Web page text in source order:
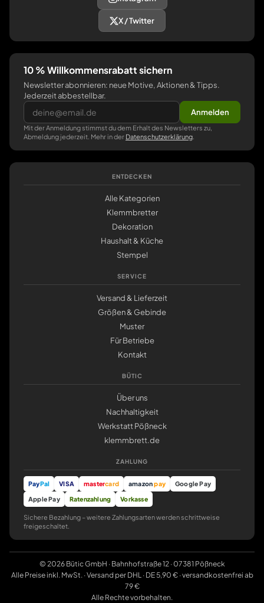
X / Twitter
10 % Willkommensrabatt sichern
Newsletter abonnieren: neue Motive, Aktionen & Tipps.
Jederzeit abbestellbar.
Anmelden
Mit der Anmeldung stimmst du dem Erhalt des Newsletters zu,
Abmeldung jederzeit. Mehr in der Datenschutzerklärung
ENTDECKEN
Alle Kategorien
Klemmbretter
Dekoration
Haushalt & Küche
Stempel
SERVICE
Versand & Lieferzeit
Größen & Gebinde
Muster
Für Betriebe
Kontakt
BÜTIC
Über uns
Nachhaltigkeit
Werkstatt Pößneck
klemmbrett.de
ZAHLUNG
PayPal VISA mastercard amazonpay
Google Pay
Apple Pay
Ratenzahlung Vorkasse
Sichere Bezahlung – weitere Zahlungsarten werden schrittweise
freigeschaltet.
© 2026 Bütic GmbH · Bahnhofstraße 12 · 07381 Pößneck
Alle Preise inkl. MwSt. · Versand per DHL · DE 5,90 € · versandkostenfrei ab
79 €
Alle Rechte vorbehalten.